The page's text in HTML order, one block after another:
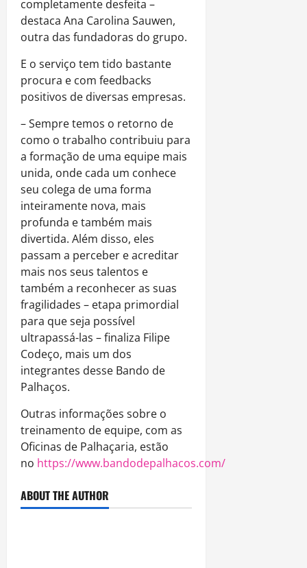
completamente desfeita –
destaca Ana Carolina Sauwen,
outra das fundadoras do grupo.
E o serviço tem tido bastante
procura e com feedbacks
positivos de diversas empresas.
– Sempre temos o retorno de
como o trabalho contribuiu para
a formação de uma equipe mais
unida, onde cada um conhece
seu colega de uma forma
inteiramente nova, mais
profunda e também mais
divertida. Além disso, eles
passam a perceber e acreditar
mais nos seus talentos e
também a reconhecer as suas
fragilidades – etapa primordial
para que seja possível
ultrapassá-las – finaliza Filipe
Codeço, mais um dos
integrantes desse Bando de
Palhaços.
Outras informações sobre o
treinamento de equipe, com as
Oficinas de Palhaçaria, estão
no https://www.bandodepalhacos.com/
ABOUT THE AUTHOR